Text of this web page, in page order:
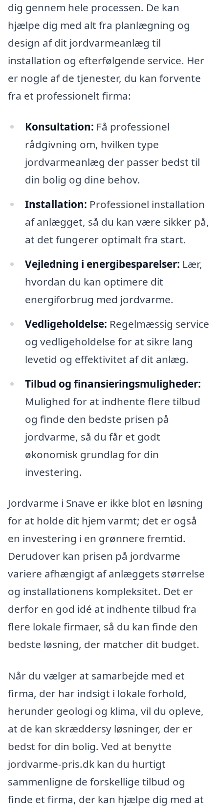
dig gennem hele processen. De kan
hjælpe dig med alt fra planlægning og
design af dit jordvarmeanlæg til
installation og efterfølgende service. Her
er nogle af de tjenester, du kan forvente
fra et professionelt firma:
Konsultation: Få professionel
rådgivning om, hvilken type
jordvarmeanlæg der passer bedst til
din bolig og dine behov.
Installation: Professionel installation
af anlægget, så du kan være sikker på,
at det fungerer optimalt fra start.
Vejledning i energibesparelser: Lær,
hvordan du kan optimere dit
energiforbrug med jordvarme.
Vedligeholdelse: Regelmæssig service
og vedligeholdelse for at sikre lang
levetid og effektivitet af dit anlæg.
Tilbud og finansieringsmuligheder:
Mulighed for at indhente flere tilbud
og finde den bedste prisen på
jordvarme, så du får et godt
økonomisk grundlag for din
investering.
Jordvarme i Snave er ikke blot en løsning
for at holde dit hjem varmt; det er også
en investering i en grønnere fremtid.
Derudover kan prisen på jordvarme
variere afhængigt af anlæggets størrelse
og installationens kompleksitet. Det er
derfor en god idé at indhente tilbud fra
flere lokale firmaer, så du kan finde den
bedste løsning, der matcher dit budget.
Når du vælger at samarbejde med et
firma, der har indsigt i lokale forhold,
herunder geologi og klima, vil du opleve,
at de kan skræddersy løsninger, der er
bedst for din bolig. Ved at benytte
jordvarme-pris.dk kan du hurtigt
sammenligne de forskellige tilbud og
finde et firma, der kan hjælpe dig med at